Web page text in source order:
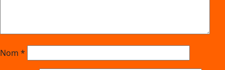
Nom *